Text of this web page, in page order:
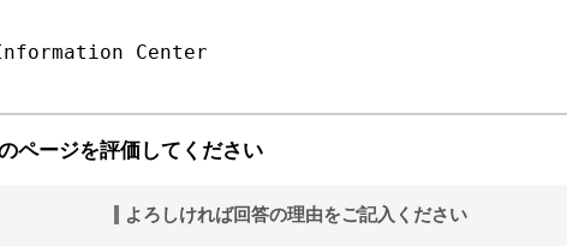
ページを評価してください
よろしければ回答の理由をご記入ください